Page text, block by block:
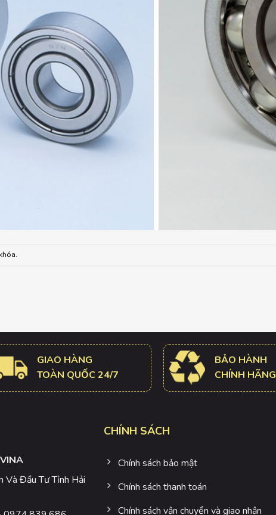
GIAO HÀNG
TOÀN QUỐC 24/7
BẢO HÀNH
CHÍNH HÃNG
Đầu Tư Tỉnh Hải
CHÍNH SÁCH
Chính sách bảo mật
Chính sách thanh toán
Chính sách vận chuyển và giao nhận